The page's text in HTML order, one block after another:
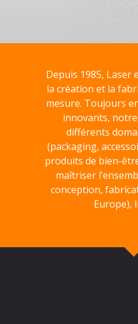
Depuis 1985, Laser
la création et la
mesure. Toujours
innovants,
différents
(packaging,
produits de bien-
maîtriser
conception,
Europe),